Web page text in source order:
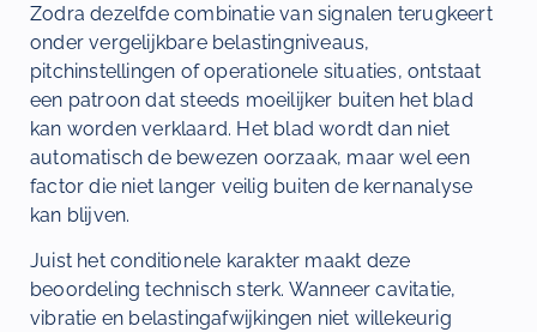
Zodra dezelfde combinatie van signalen terugkeert
onder vergelijkbare belastingniveaus,
pitchinstellingen of operationele situaties, ontstaat
een patroon dat steeds moeilijker buiten het blad
kan worden verklaard. Het blad wordt dan niet
automatisch de bewezen oorzaak, maar wel een
factor die niet langer veilig buiten de kernanalyse
kan blijven.
Juist het conditionele karakter maakt deze
beoordeling technisch sterk. Wanneer cavitatie,
vibratie en belastingafwijkingen niet willekeurig